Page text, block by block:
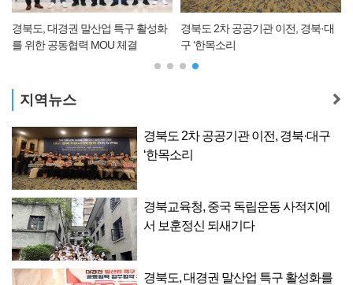
경북도, 대경권 말산업 특구 활성화
를 위한 공동협력 MOU 체결
경북도 2차 공공기관 이전, 경북·대
구 ‘한목소리
지역뉴스
경북도 2차 공공기관 이전, 경북·대구
‘한목소리
경북교육청, 중국 독립운동 사적지에
서 보훈정신 되새기다
경북도, 대경권 말산업 특구 활성화를